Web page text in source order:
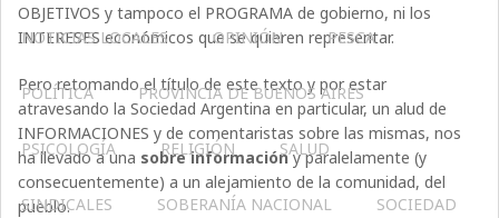
NOTICIAS LOCALES OPINIÓN PESCA
POLÍTICA PROVINCIA DE BUENOS AIRES
PSICOLOGÍA RELIGIÓN SALUD
SINDICALES SOBERANÍA NACIONAL SOCIEDAD
OBJETIVOS y tampoco el PROGRAMA de gobierno, ni los
INTERESES económicos que se quieren representar.
Pero retomando el título de este texto y por estar
atravesando la Sociedad Argentina en particular, un alud de
INFORMACIONES y de comentaristas sobre las mismas, nos
ha llevado a una sobre informacióny paralelamente (y
consecuentemente) a un alejamiento de la comunidad, del
pueblo.